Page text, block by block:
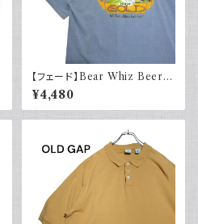
【フェード】Bear Whiz Beer
プリントTシャツ 両面プリント バ
ックプリント 古着 XL COMFO
RT COLORS コンフォートカラ
¥4,480